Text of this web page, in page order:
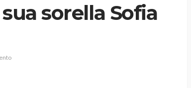
sorella Sofia